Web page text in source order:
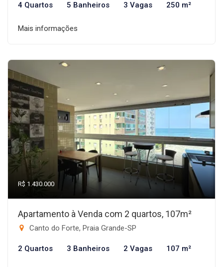
4 Quartos 5 Banheiros 3 Vagas 250 m²
Mais informações
R$ 1.430.000
Apartamento à Venda com 2 quartos, 107m²
Canto do Forte, Praia Grande-SP
2 Quartos 3 Banheiros 2 Vagas 107 m²